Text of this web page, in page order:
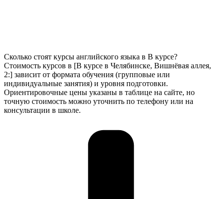
Сколько стоят курсы английского языка в В курсе?
Стоимость курсов в [В курсе в Челябинске, Вишнёвая аллея,
2:] зависит от формата обучения (групповые или
индивидуальные занятия) и уровня подготовки.
Ориентировочные цены указаны в таблице на сайте, но
точную стоимость можно уточнить по телефону или на
консультации в школе.